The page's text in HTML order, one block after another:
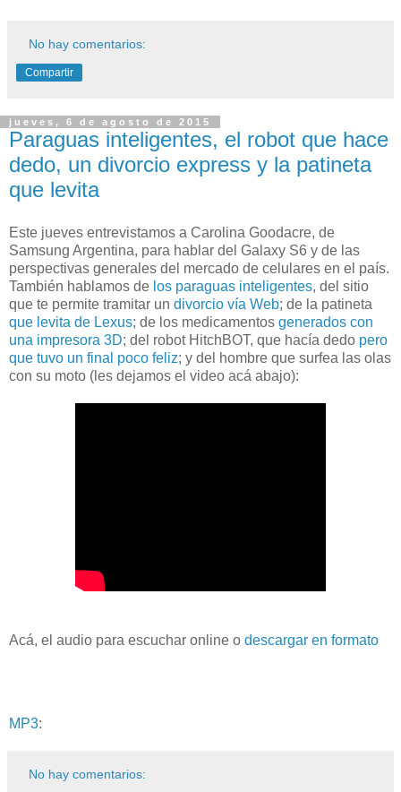
No hay comentarios:
Compartir
jueves, 6 de agosto de 2015
Paraguas inteligentes, el robot que hace
dedo, un divorcio express y la patineta
que levita
Este jueves entrevistamos a Carolina Goodacre, de
Samsung Argentina, para hablar del Galaxy S6 y de las
perspectivas generales del mercado de celulares en el país.
También hablamos de los paraguas inteligentes, del sitio
que te permite tramitar un divorcio vía Web; de la patineta
que levita de Lexus; de los medicamentos generados con
una impresora 3D; del robot HitchBOT, que hacía dedo pero
que tuvo un final poco feliz; y del hombre que surfea las olas
con su moto (les dejamos el video acá abajo):
Acá, el audio para escuchar online o descargar en formato
MP3:
No hay comentarios: